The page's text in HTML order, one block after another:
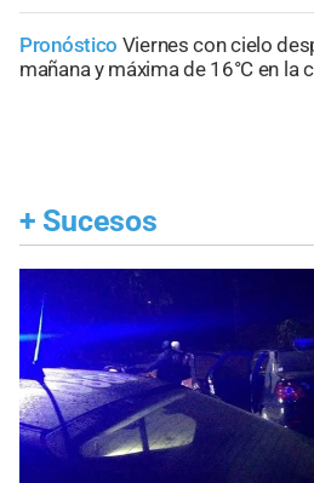
Pronóstico Viernes con cielo
mañana y máxima de 16°C en la
+ Sucesos